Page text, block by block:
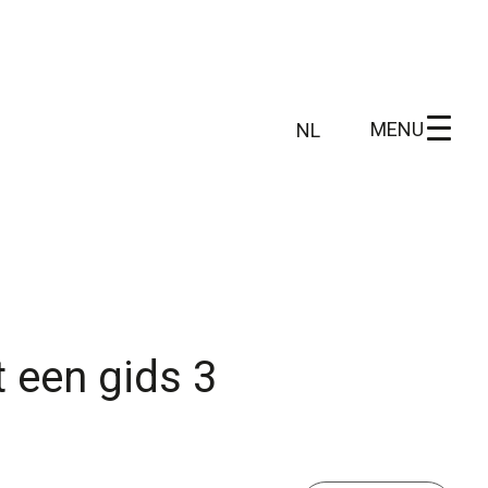
NL MENU
een gids 3